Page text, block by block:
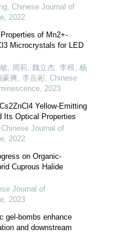
, Chinese Journal of
, 2022
of Mn2+-
Microcrystals for LED
, 周莉, 魏立杰, 李根, 杨
爽, 李岳彬, Chinese
, 2023
Yellow-Emitting
Its Optical Properties
Chinese Journal of
, 2022
on Organic-
Cuprous Halide
Journal of
, 2023
gel-bombs enhance
and downstream